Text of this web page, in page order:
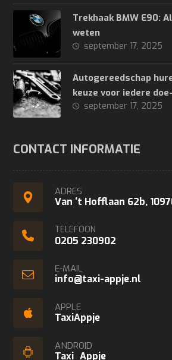
Trekhaak BMW E90:
weten
september 17, 2025
Autogereedschap
keuze voor iedere
september 17, 2025
CONTACT INFORMATIE
ADRES
Van ‘t Hofflaan 62b,
TELEFOON
0205 230902
E-MAIL
info@taxi-appje.nl
APPLE
TaxiAppje
ANDROID
Taxi_Appje